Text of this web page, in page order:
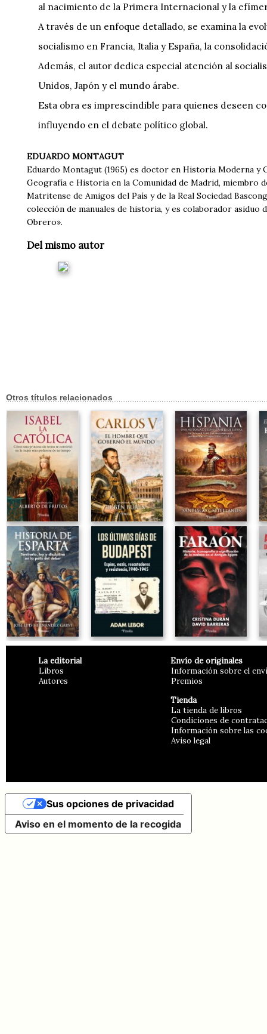
al nacimiento de la Primera Internacional y la
A través de un enfoque detallado, se examina la
socialismo en Francia, Italia y España, la
Además, el autor dedica especial atención al
Unidos, Japón y el mundo árabe.
Esta obra es imprescindible para quienes deseen
influyendo en el debate político global.
EDUARDO MONTAGUT
Eduardo Montagut (1965) es doctor en Historia Moderna y
Geografía e Historia en la Comunidad de Madrid, miembro
Matritense de Amigos del País y de la Real Sociedad
colección de manuales de historia, y es colaborador
Obrero».
Del mismo autor
Otros títulos relacionados
La editorial
Libros
Autores
Envío de originales
Información sobre el
Premios
Tienda
La tienda de libros
Condiciones de
Información sobre las
Aviso legal
Aviso en el momento de la recogida
Sus opciones de privacidad